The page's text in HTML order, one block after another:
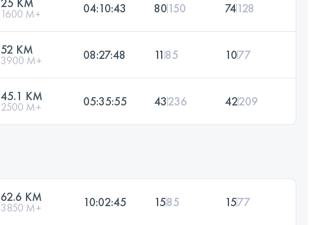
1600 M+ 04:10:43 80150 74128
52 KM
3900 M+ 08:27:48 11 85 1077
45.1 KM
2500 M+ 05:35:55 43236 42209
62.6 KM
3850 M+ 10:02:45 1585 1577